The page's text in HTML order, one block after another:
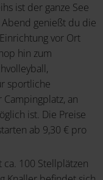
ist der ganze See
genießt du die
vor Ort
hin zum
sportliche
an
ist. Die Preise
ab 9,30 € pro
ca. 100 Stellplätzen